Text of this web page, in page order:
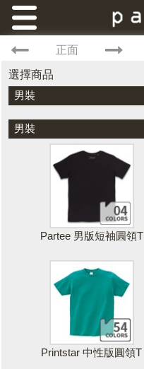
正面
選擇商品
男裝
男裝
Partee 男版短袖圓領T
Printstar 中性版圓領T